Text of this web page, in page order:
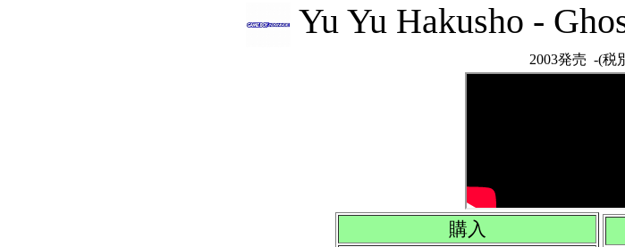
Yu Yu Hakusho -
2003発売 -(税
購入